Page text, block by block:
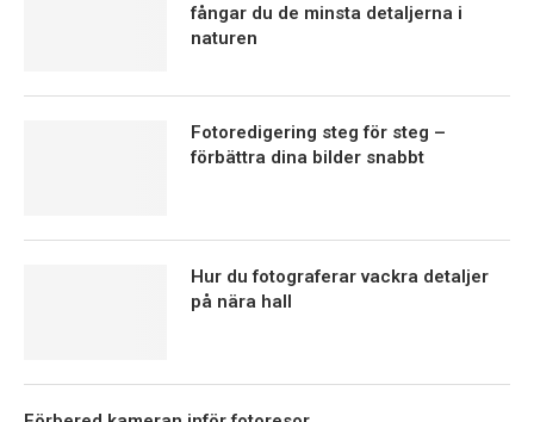
fångar du de minsta detaljerna i
naturen
Fotoredigering steg för steg –
förbättra dina bilder snabbt
Hur du fotograferar vackra detaljer
på nära hall